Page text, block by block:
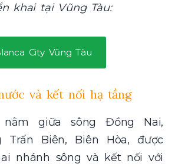
khai tại Vũng Tàu:
City Vũng Tàu
và kết nối hạ tầng
giữa sông Đồng Nai,
Trấn Biên, Biên Hòa, được
nhánh sông và kết nối với